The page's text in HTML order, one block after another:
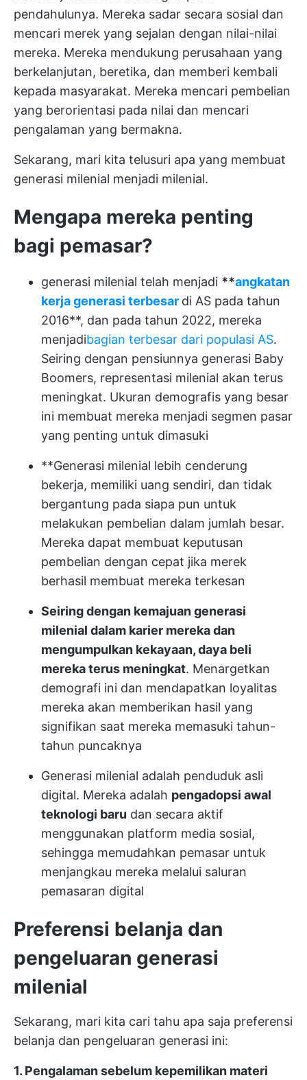
pendahulunya. Mereka sadar secara sosial dan
mencari merek yang sejalan dengan nilai-nilai
mereka. Mereka mendukung perusahaan yang
berkelanjutan, beretika, dan memberi kembali
kepada masyarakat. Mereka mencari pembelian
yang berorientasi pada nilai dan mencari
pengalaman yang bermakna.
Sekarang, mari kita telusuri apa yang membuat
generasi milenial menjadi milenial.
Mengapa mereka penting
bagi pemasar?
generasi milenial telah menjadi **angkatan
kerja generasi terbesar di AS pada tahun
2016**, dan pada tahun 2022, mereka
menjadibagian terbesar dari populasi AS.
Seiring dengan pensiunnya generasi Baby
Boomers, representasi milenial akan terus
meningkat. Ukuran demografis yang besar
ini membuat mereka menjadi segmen pasar
yang penting untuk dimasuki
**Generasi milenial lebih cenderung
bekerja, memiliki uang sendiri, dan tidak
bergantung pada siapa pun untuk
melakukan pembelian dalam jumlah besar.
Mereka dapat membuat keputusan
pembelian dengan cepat jika merek
berhasil membuat mereka terkesan
Seiring dengan kemajuan generasi
milenial dalam karier mereka dan
mengumpulkan kekayaan, daya beli
mereka terus meningkat. Menargetkan
demografi ini dan mendapatkan loyalitas
mereka akan memberikan hasil yang
signifikan saat mereka memasuki tahun-
tahun puncaknya
Generasi milenial adalah penduduk asli
digital. Mereka adalah pengadopsi awal
teknologi baru dan secara aktif
menggunakan platform media sosial,
sehingga memudahkan pemasar untuk
menjangkau mereka melalui saluran
pemasaran digital
Preferensi belanja dan
pengeluaran generasi
milenial
Sekarang, mari kita cari tahu apa saja preferensi
belanja dan pengeluaran generasi ini:
1. Pengalaman sebelum kepemilikan materi